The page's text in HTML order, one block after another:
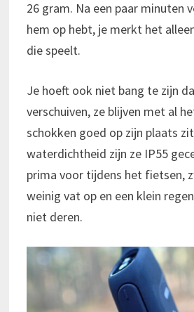
26 gram. Na een paar minuten
hem op hebt, je merkt het
die speelt.
Je hoeft ook niet bang te zijn
verschuiven, ze blijven met al
schokken goed op zijn plaats
waterdichtheid zijn ze IP55
prima voor tijdens het fietsen,
weinig vat op en een klein
niet deren.